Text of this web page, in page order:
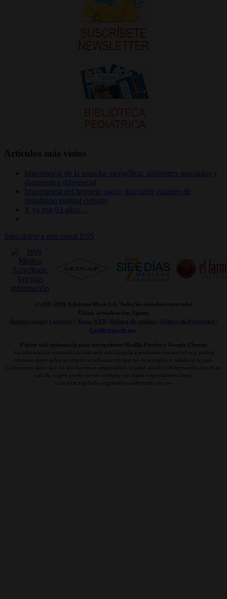
Artículos más vistos
Importancia de la mancha mongólica: síndromes asociados y
diagnóstico diferencial
Importancia del hoyuelo sacro: marcador cutáneo de
disrafismo espinal cerrado
Y ya son 63 años…
Suscribirse a este canal RSS
© 2011- 2026 Ediciones Mayo S.A. Todos los derechos reservados
Última actualización: Agosto
Quienes somos| Contacto Mapa WEB| Politica de cookies|
Politica de Privacidad /
Condiciones de uso
Página web optimizada para navegadores Mozilla Firefox y Google Chrome
La información contenida en esta web está dirigida a profesionales sanitarios y podría
contener datos sobre productos o información que no es accesible o válida en su país.
Le hacemos saber que no nos hacemos responsables si usted accede a información que en su
país de origen puede que no cumpla con algún requerimiento legal,
o no estar regulada, registrada o autorizado su uso.